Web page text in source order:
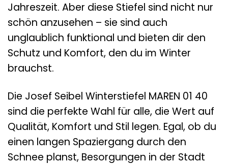
Jahreszeit. Aber diese Stiefel sind nicht nur
schön anzusehen – sie sind auch
unglaublich funktional und bieten dir den
Schutz und Komfort, den du im Winter
brauchst.
Die Josef Seibel Winterstiefel MAREN 01 40
sind die perfekte Wahl für alle, die Wert auf
Qualität, Komfort und Stil legen. Egal, ob du
einen langen Spaziergang durch den
Schnee planst, Besorgungen in der Stadt